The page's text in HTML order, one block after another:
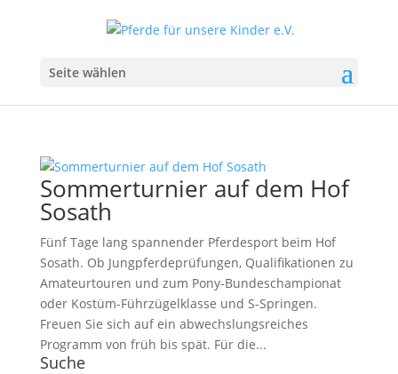
Seite wählen
Sommerturnier auf dem Hof
Sosath
Fünf Tage lang spannender Pferdesport beim Hof
Sosath. Ob Jungpferdeprüfungen, Qualifikationen zu
Amateurtouren und zum Pony-Bundeschampionat
oder Kostüm-Führzügelklasse und S-Springen.
Freuen Sie sich auf ein abwechslungsreiches
Programm von früh bis spät. Für die...
Suche